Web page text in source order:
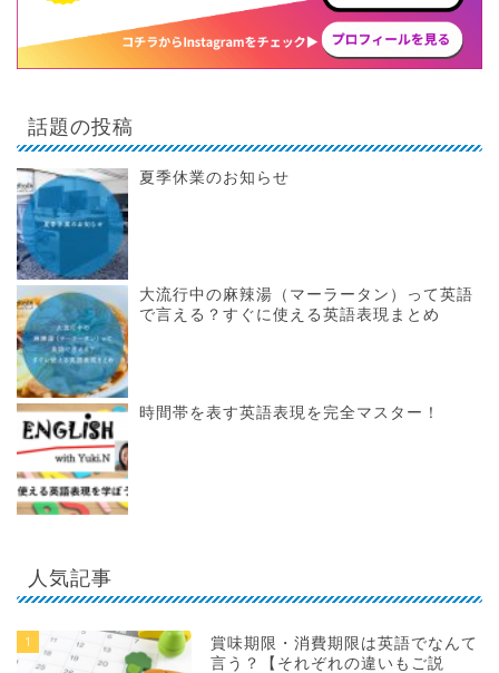
話題の投稿
夏季休業のお知らせ
大流行中の麻辣湯（マーラータン）って英語
で言える？すぐに使える英語表現まとめ
時間帯を表す英語表現を完全マスター！
人気記事
1
賞味期限・消費期限は英語でなんて
言う？【それぞれの違いもご説